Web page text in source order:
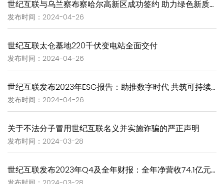
发布时间：2024-04-26
世纪互联太仓基地220千伏变电站全面交付
发布时间：2024-04-26
发布时间：2024-04-26
关于不法分子冒用世纪互联名义并实施诈骗的严正声明
发布时间：2024-03-28
发布时间：2024-03-28